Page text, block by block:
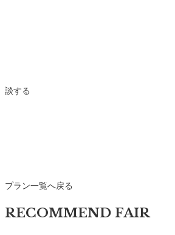
談する
プラン一覧へ戻る
RECOMMEND FAIR